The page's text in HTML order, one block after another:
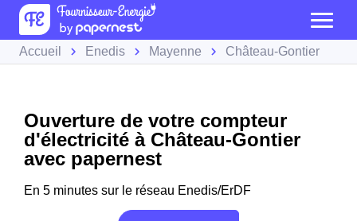
Accueil Enedis Mayenne Château-Gontier